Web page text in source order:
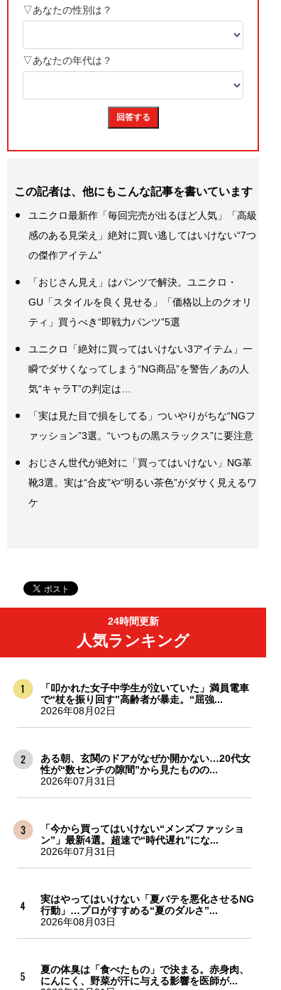
この記者は、他にもこんな記事を書いています
ユニクロ最新作「毎回完売が出るほど人気」「高級
感のある見栄え」絶対に買い逃してはいけない“7つ
の傑作アイテム”
「おじさん見え」はパンツで解決。ユニクロ・
GU「スタイルを良く見せる」「価格以上のクオリ
ティ」買うべき“即戦力パンツ”5選
ユニクロ「絶対に買ってはいけない3アイテム」一
瞬でダサくなってしまう“NG商品”を警告／あの人
気“キャラT”の判定は…
「実は見た目で損をしてる」ついやりがちな“NGフ
ァッション”3選。“いつもの黒スラックス”に要注意
おじさん世代が絶対に「買ってはいけない」NG革
靴3選。実は“合皮”や“明るい茶色”がダサく見えるワ
ケ
24時間更新
人気ランキング
「叩かれた女子中学生が泣いていた」満員電車
で“杖を振り回す”高齢者が暴走。“屈強...
2026年08月02日
ある朝、玄関のドアがなぜか開かない…20代女
性が“数センチの隙間”から見たものの...
2026年07月31日
「今から買ってはいけない“メンズファッショ
ン”」最新4選。超速で“時代遅れ”にな...
2026年07月31日
実はやってはいけない「夏バテを悪化させるNG
行動」…プロがすすめる“夏のダルさ”...
2026年08月03日
夏の体臭は「食べたもの」で決まる。赤身肉、
にんにく、野菜が汗に与える影響を医師が...